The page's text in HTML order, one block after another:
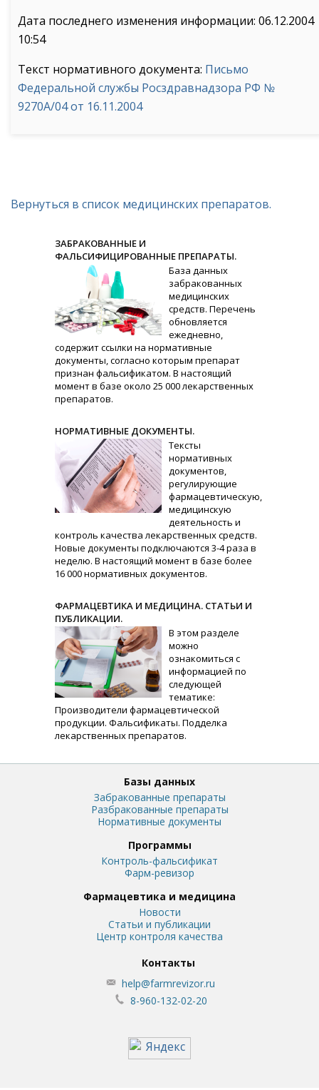
Дата последнего изменения информации: 06.12.2004
10:54
Текст нормативного документа: Письмо
Федеральной службы Росздравнадзора РФ №
9270А/04 от 16.11.2004
Вернуться в список медицинских препаратов.
ЗАБРАКОВАННЫЕ И
ФАЛЬСИФИЦИРОВАННЫЕ ПРЕПАРАТЫ.
База данных
забракованных
медицинских
средств. Перечень
обновляется
ежедневно,
содержит ссылки на нормативные
документы, согласно которым препарат
признан фальсификатом. В настоящий
момент в базе около 25 000 лекарственных
препаратов.
НОРМАТИВНЫЕ ДОКУМЕНТЫ.
Тексты
нормативных
документов,
регулирующие
фармацевтическую,
медицинскую
деятельность и
контроль качества лекарственных средств.
Новые документы подключаются 3-4 раза в
неделю. В настоящий момент в базе более
16 000 нормативных документов.
ФАРМАЦЕВТИКА И МЕДИЦИНА. СТАТЬИ И
ПУБЛИКАЦИИ.
В этом разделе
можно
ознакомиться с
информацией по
следующей
тематике:
Производители фармацевтической
продукции. Фальсификаты. Подделка
лекарственных препаратов.
Базы данных
Забракованные препараты
Разбракованные препараты
Нормативные документы
Программы
Контроль-фальсификат
Фарм-ревизор
Фармацевтика и медицина
Новости
Статьи и публикации
Центр контроля качества
Контакты
help@farmrevizor.ru
8-960-132-02-20